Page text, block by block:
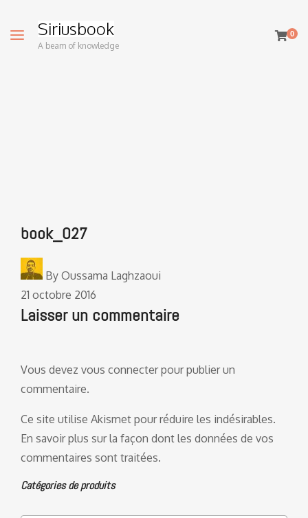
Siriusbook
A beam of knowledge
0
book_027
By Oussama Laghzaoui
21 octobre 2016
Laisser un commentaire
Vous devez vous connecterpour publier un
commentaire.
Ce site utilise Akismet pour réduire les indésirables.
En savoir plus sur la façon dont les données de vos
commentaires sont traitées.
Catégories de produits